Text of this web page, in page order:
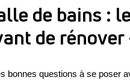
de bains :
de
bonnes questions à se poser